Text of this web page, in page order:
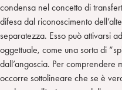
condensa nel concetto di
difesa dal riconoscimento
separatezza. Esso può attivarsi
oggettuale, come una sorta di
dall’angoscia. Per comprendere
occorre sottolineare che se è